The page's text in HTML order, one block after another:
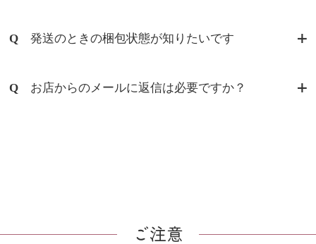
Q 発送のときの梱包状態が知りたいです
Q お店からのメールに返信は必要ですか？
ご注意